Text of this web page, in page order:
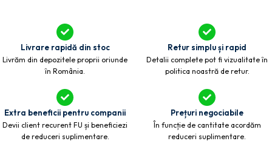
Livrare rapidă din stoc
Livrăm din depozitele proprii oriunde
în România.
Retur simplu și rapid
Detalii complete pot fi vizualitate în
politica noastră de retur.
Extra beneficii pentru companii
Devii client recurent FU și beneficiezi
de reduceri suplimentare.
Prețuri negociabile
În funcție de cantitate acordăm
reduceri suplimentare.